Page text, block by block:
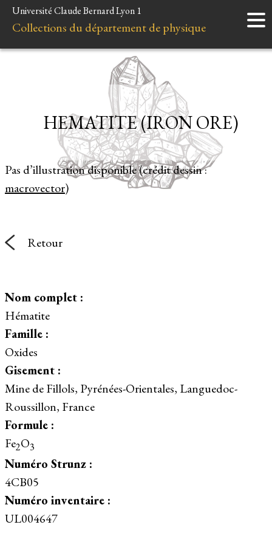
Accueil
Instruments
Liens et ressources
Université Claude Bernard Lyon 1
Collections du département de physique
Pas d’illustration disponible (crédit dessin :
macrovector)
HEMATITE (IRON ORE)
Retour
Nom complet :
Hématite
Famille :
Oxides
Gisement :
Mine de Fillols, Pyrénées-Orientales, Languedoc-
Roussillon, France
Formule :
Fe2O3
Numéro Strunz :
4CB05
Numéro inventaire :
UL004647